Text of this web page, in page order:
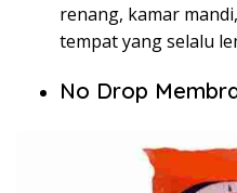
renang, kamar
tempat yang selalu
No Drop